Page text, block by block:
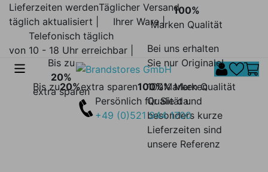
Lieferzeiten werden
täglich aktualisiert |
Täglicher Versand
Ihrer Ware |
Telefonisch täglich
von 10 - 18 Uhr erreichbar |
Bis zu20%extra sparen
Bis zu
20%
extra sparen
100%Marken Qualität
100%
Marken Qualität
Bei uns erhalten
Sie nur Originale!
100% Marken
Qualität und
besonders kurze
Lieferzeiten sind
unsere Referenz
Persönlich für Sie da:
+49 (0)521 944 1700